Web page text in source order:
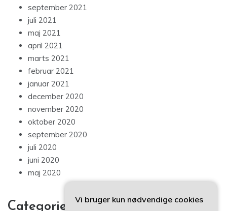
september 2021
juli 2021
maj 2021
april 2021
marts 2021
februar 2021
januar 2021
december 2020
november 2020
oktober 2020
september 2020
juli 2020
juni 2020
maj 2020
Categories
Vi bruger kun nødvendige cookies